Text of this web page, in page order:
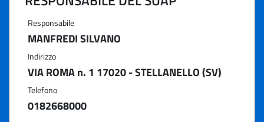
Responsabile
MANFREDI SILVANO
Indirizzo
VIA ROMA n. 1 17020 - STELLANELLO (SV)
Telefono
0182668000